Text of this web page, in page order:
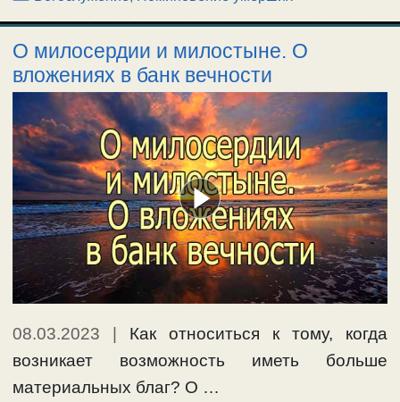
О милосердии и милостыне. О
вложениях в банк вечности
08.03.2023 | Как относиться к тому, когда
возникает возможность иметь больше
материальных благ? О …